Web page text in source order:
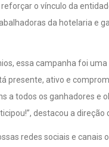
o vínculo da
da hotelaria e
essa campanha foi
presente, ativo e
a todos os ganhadores e
destacou a direção
redes sociais e canais